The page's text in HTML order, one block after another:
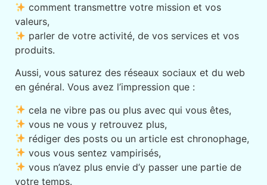
comment transmettre votre mission et vos
valeurs,
parler de votre activité, de vos services et vos
produits.
Aussi, vous saturez des réseaux sociaux et du web
en général. Vous avez l’impression que :
cela ne vibre pas ou plus avec qui vous êtes,
vous ne vous y retrouvez plus,
rédiger des posts ou un article est chronophage,
vous vous sentez vampirisés,
vous n’avez plus envie d’y passer une partie de
votre temps.